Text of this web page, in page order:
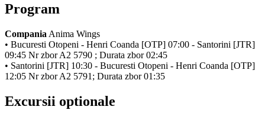
Program
Compania Anima Wings
• Bucuresti Otopeni - Henri Coanda [OTP] 07:00 - Santorini [JTR]
09:45 Nr zbor A2 5790 ; Durata zbor 02:45
• Santorini [JTR] 10:30 - Bucuresti Otopeni - Henri Coanda [OTP]
12:05 Nr zbor A2 5791; Durata zbor 01:35
Excursii optionale